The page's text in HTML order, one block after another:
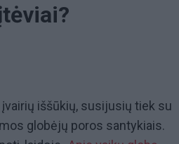
iššūkių, susijusių tiek su
globėjų poros santykiais.